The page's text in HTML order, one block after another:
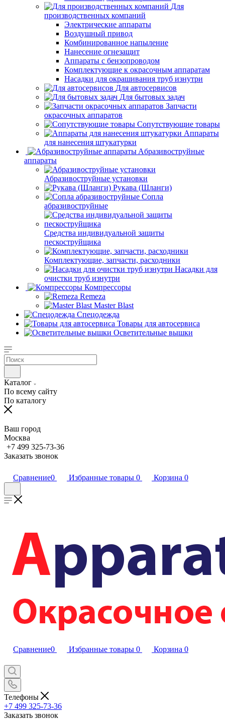
Для
производственных компаний
Электрические аппараты
Воздушный привод
Комбинированное напыление
Нанесение огнезащит
Аппараты с бензопроводом
Комплектующие к окрасочным аппаратам
Насадки для окрашивания труб изнутри
Для автосервисов
Для бытовых задач
Запчасти
окрасочных аппаратов
Сопутствующие товары
Аппараты
для нанесения штукатурки
Aбразивоструйные
аппараты
Абразивоструйные установки
Рукава (Шланги)
Сопла
абразивоструйные
Средства индивидуальной защиты
пескоструйщика
Комплектующие, запчасти, расходники
Насадки для
очистки труб изнутри
Компрессоры
Remeza
Master Blast
Спецодежда
Товары для автосервиса
Осветительные вышки
Каталог
По всему сайту
По каталогу
Ваш город
Москва
+7 499 325-73-36
Заказать звонок
Сравнение0 Избранные товары 0 Корзина 0
Сравнение0 Избранные товары 0 Корзина 0
Телефоны
+7 499 325-73-36
Заказать звонок